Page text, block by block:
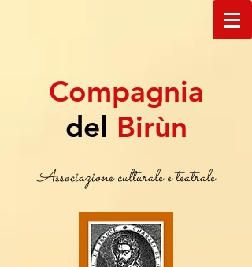
Compagnia
del Birùn
Associazione culturale e teatrale